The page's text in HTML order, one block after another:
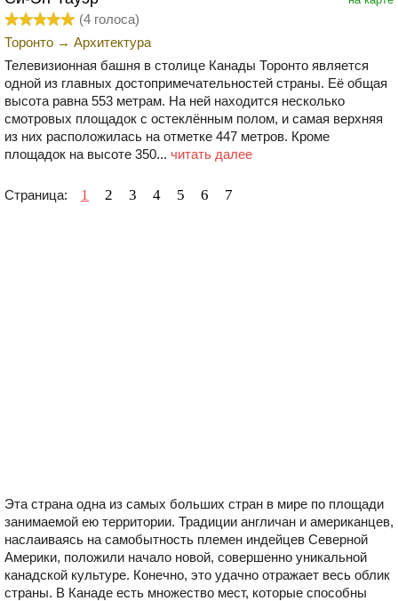
(4 голоса)
Торонто → Архитектура
Телевизионная башня в столице Канады Торонто является
одной из главных достопримечательностей страны. Её общая
высота равна 553 метрам. На ней находится несколько
смотровых площадок с остеклённым полом, и самая верхняя
из них расположилась на отметке 447 метров. Кроме
площадок на высоте 350... читать далее
Страница: 1 2 3 4 5 6 7
Эта страна одна из самых больших стран в мире по площади
занимаемой ею территории. Традиции англичан и американцев,
наслаиваясь на самобытность племен индейцев Северной
Америки, положили начало новой, совершенно уникальной
канадской культуре. Конечно, это удачно отражает весь облик
страны. В Канаде есть множество мест, которые способны